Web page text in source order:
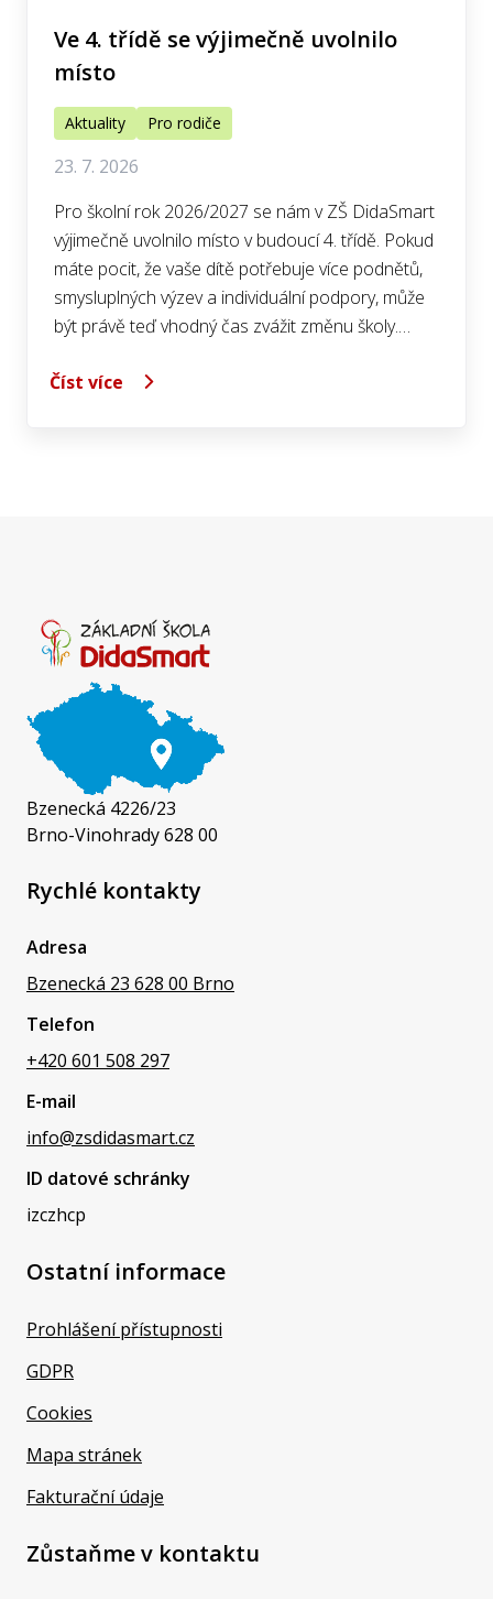
Ve 4. třídě se výjimečně uvolnilo
místo
Aktuality Pro rodiče
23. 7. 2026
Pro školní rok 2026/2027 se nám v ZŠ DidaSmart
výjimečně uvolnilo místo v budoucí 4. třídě. Pokud
máte pocit, že vaše dítě potřebuje více podnětů,
smysluplných výzev a individuální podpory, může
být právě teď vhodný čas zvážit změnu školy.…
Číst více
Bzenecká 4226/23
Brno-Vinohrady 628 00
Rychlé kontakty
Adresa
Bzenecká 23 628 00 Brno
Telefon
+420 601 508 297
E-mail
info@zsdidasmart.cz
ID datové schránky
izczhcp
Ostatní informace
Prohlášení přístupnosti
GDPR
Cookies
Mapa stránek
Fakturační údaje
Zůstaňme v kontaktu